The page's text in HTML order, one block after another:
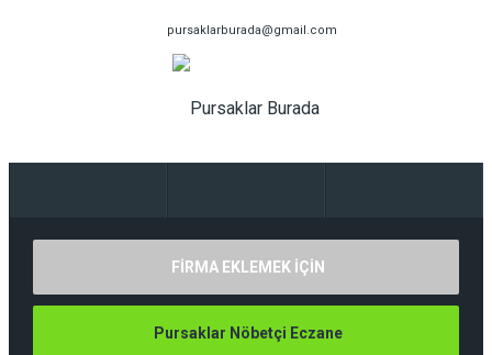
pursaklarburada@gmail.com
FİRMA EKLEMEK İÇİN
Pursaklar Nöbetçi Eczane